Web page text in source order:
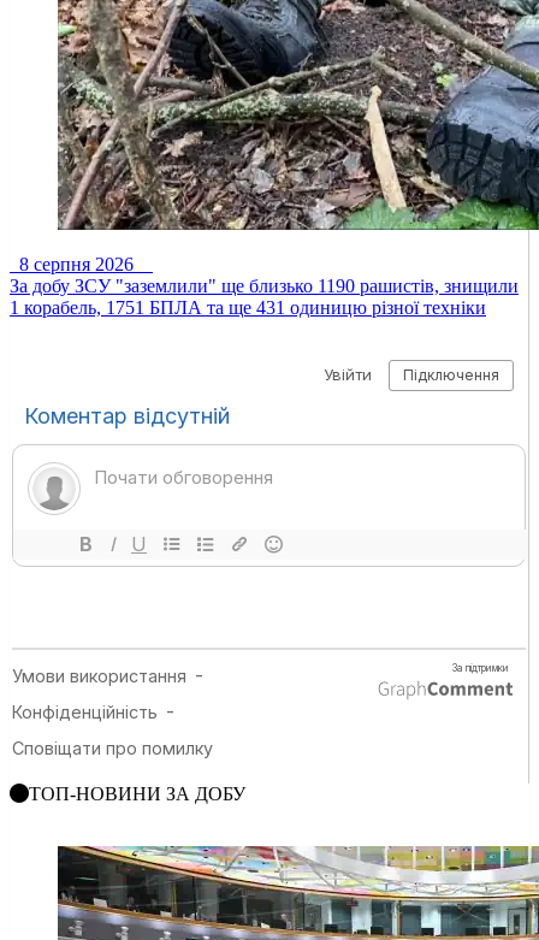
8 серпня 2026
За добу ЗСУ "заземлили" ще близько 1190 рашистів, знищили
1 корабель, 1751 БПЛА та ще 431 одиницю різної техніки
ТОП-НОВИНИ ЗА ДОБУ